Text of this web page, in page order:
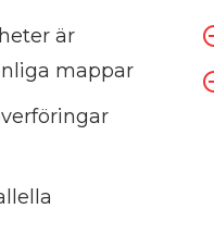
är
mappar